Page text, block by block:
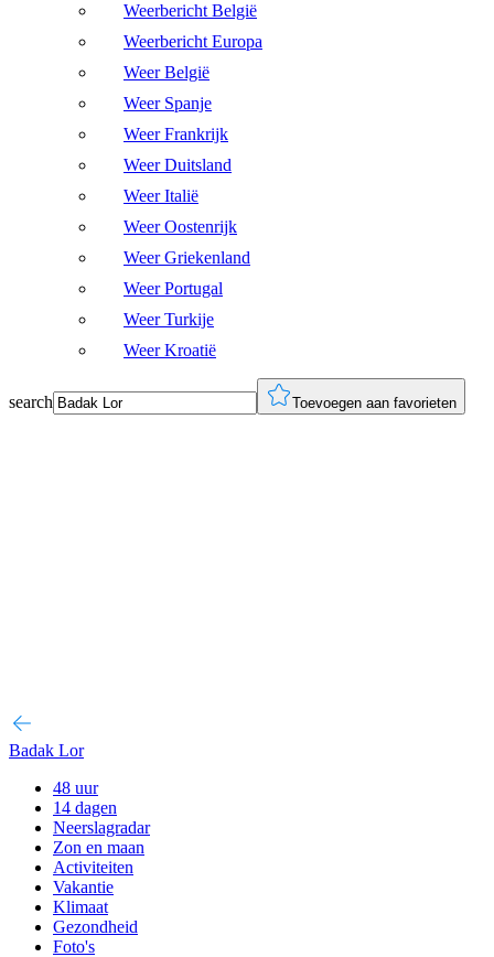
Weerbericht België
Weerbericht Europa
Weer België
Weer Spanje
Weer Frankrijk
Weer Duitsland
Weer Italië
Weer Oostenrijk
Weer Griekenland
Weer Portugal
Weer Turkije
Weer Kroatië
search Toevoegen aan favorieten
Badak Lor
48 uur
14 dagen
Neerslagradar
Zon en maan
Activiteiten
Vakantie
Klimaat
Gezondheid
Foto's